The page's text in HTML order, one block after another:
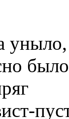
уныло,